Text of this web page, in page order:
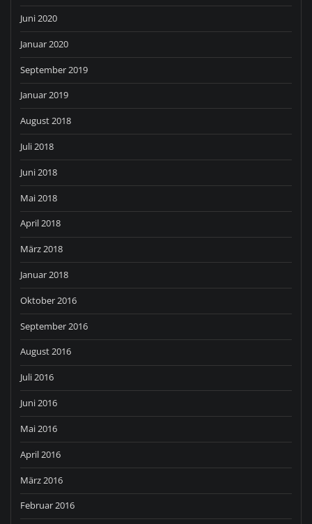
Juni 2020
Januar 2020
September 2019
Januar 2019
August 2018
Juli 2018
Juni 2018
Mai 2018
April 2018
März 2018
Januar 2018
Oktober 2016
September 2016
August 2016
Juli 2016
Juni 2016
Mai 2016
April 2016
März 2016
Februar 2016